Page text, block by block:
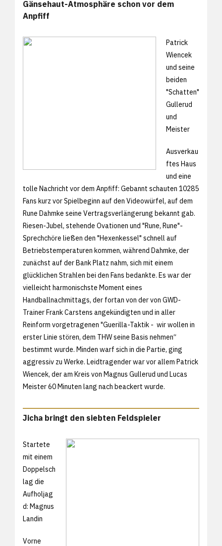
Gänsehaut-Atmosphäre schon vor dem
Anpfiff
Patrick
Wiencek
und seine
beiden
"Schatten"
Gullerud
und
Meister
Ausverkau
ftes Haus
und eine
tolle Nachricht vor dem Anpfiff: Gebannt schauten 10285
Fans kurz vor Spielbeginn auf den Videowürfel, auf dem
Rune Dahmke seine Vertragsverlängerung bekannt gab.
Riesen-Jubel, stehende Ovationen und "Rune, Rune"-
Sprechchöre ließen den "Hexenkessel" schnell auf
Betriebstemperaturen kommen, während Dahmke, der
zunächst auf der Bank Platz nahm, sich mit einem
glücklichen Strahlen bei den Fans bedankte. Es war der
vielleicht harmonischste Moment eines
Handballnachmittags, der fortan von der von GWD-
Trainer Frank Carstens angekündigten und in aller
Reinform vorgetragenen "Guerilla-Taktik - wir wollen in
erster Linie stören, dem THW seine Basis nehmen“
bestimmt wurde. Minden warf sich in die Partie, ging
aggressiv zu Werke. Leidtragender war vor allem Patrick
Wiencek, der am Kreis von Magnus Gullerud und Lucas
Meister 60 Minuten lang nach beackert wurde.
Jicha bringt den siebten Feldspieler
Startete
mit einem
Doppelsch
lag die
Aufholjag
d: Magnus
Landin
Vorne